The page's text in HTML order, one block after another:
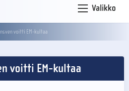
Valikko
voitti EM-kultaa
voitti EM-kultaa